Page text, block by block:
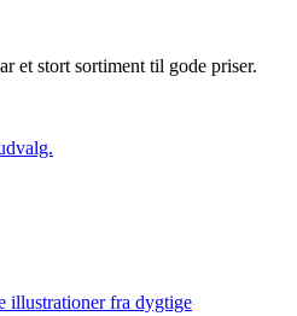
et stort sortiment til gode priser.
illustrationer fra dygtige